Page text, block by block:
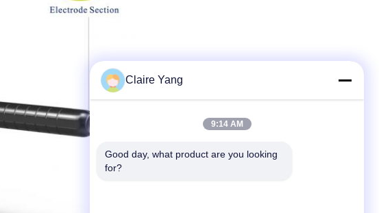
Claire Yang
9:14 AM
Good day, what product are you looking
for?